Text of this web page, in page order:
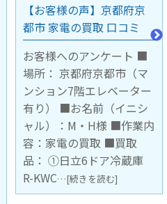
【お客様の声】大阪府豊
中市 不用品の引取り口コ
ミ
お客様へのアンケート ■
場所： 大阪府豊中市（マ
ンション3階 階段下ろし作
業） ■お名前（イニシャ
ル）： ■作業内容：不用
品の引取 ■引取品：キッ
チンボード1台 ■作業員：
2名 ■…[続きを読む]